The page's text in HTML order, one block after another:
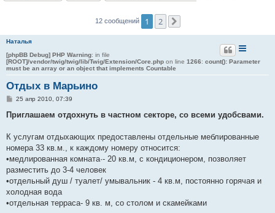
12 сообщений 1 2
Наталья
[phpBB Debug] PHP Warning: in file
[ROOT]/vendor/twig/twig/lib/Twig/Extension/Core.php on line 1266: count(): Parameter
must be an array or an object that implements Countable
Отдых в Марьино
С
о
б
е
н
и
е
25 апр 2010, 07:39
Приглашаем отдохнуть в частном секторе, со всеми удобсвами.
К услугам отдыхающих предоставлены отдельные меблированные
номера 33 кв.м., к каждому номеру относится:
•медлированная комната·- 20 кв.м, с кондиционером, позволяет
разместить до 3-4 человек
•отдельный душ / туалет/ умывальник - 4 кв.м, постоянно горячая и
холодная вода
•отдельная терраса- 9 кв. м, со столом и скамейками